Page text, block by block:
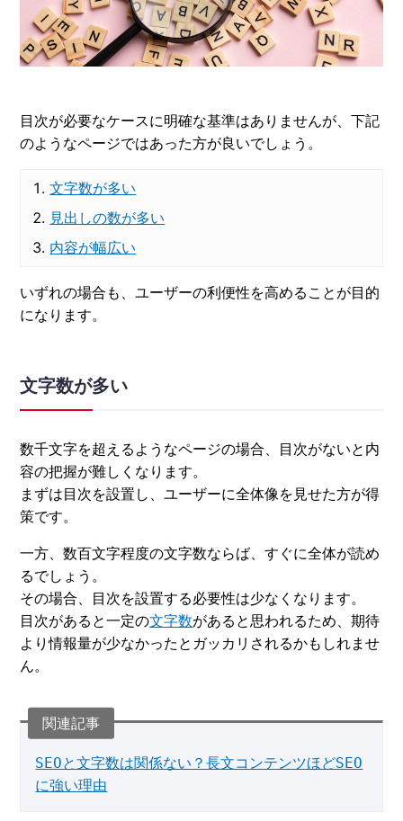
目次が必要なケースに明確な基準はありませんが、下記
のようなページではあった方が良いでしょう。
文字数が多い
見出しの数が多い
内容が幅広い
いずれの場合も、ユーザーの利便性を高めることが目的
になります。
文字数が多い
数千文字を超えるようなページの場合、目次がないと内
容の把握が難しくなります。
まずは目次を設置し、ユーザーに全体像を見せた方が得
策です。
一方、数百文字程度の文字数ならば、すぐに全体が読め
るでしょう。
その場合、目次を設置する必要性は少なくなります。
目次があると一定の文字数があると思われるため、期待
より情報量が少なかったとガッカリされるかもしれませ
ん。
SEOと文字数は関係ない？長文コンテンツほどSEO
に強い理由